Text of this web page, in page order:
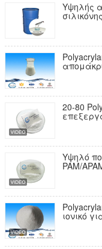
Υψηλής
20-80
Υψηλό
PAM/
ιονικό